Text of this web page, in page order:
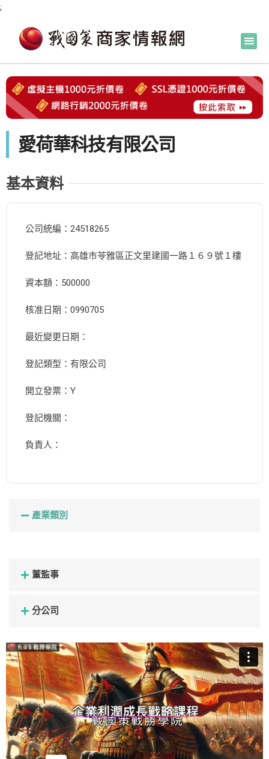
;
愛荷華科技有限公司
基本資料
公司統編：24518265
登記地址：高雄市苓雅區正文里建國一路１６９號１樓
資本額：500000
核准日期：0990705
最近變更日期：
登記類型：有限公司
開立發票：Y
登記機關：
負責人：
產業類別
董監事
分公司